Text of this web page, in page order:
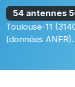
54 antennes
Toulouse-11
(données ANFR).